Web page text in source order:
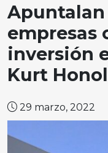
Apuntalan
empresas
inversión
Kurt
29 marzo, 2022